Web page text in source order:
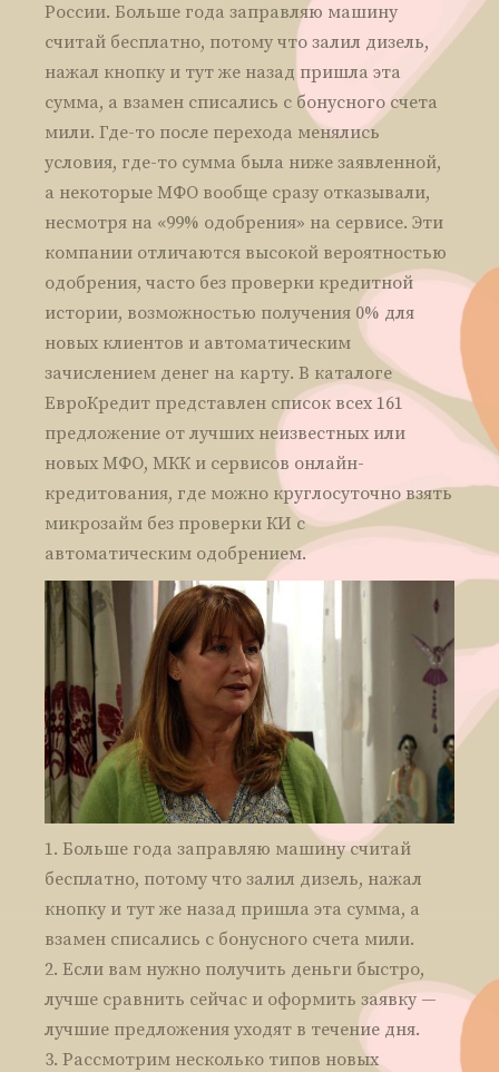
России. Больше года заправляю машину
считай бесплатно, потому что залил дизель,
нажал кнопку и тут же назад пришла эта
сумма, а взамен списались с бонусного счета
мили. Где-то после перехода менялись
условия, где-то сумма была ниже заявленной,
а некоторые МФО вообще сразу отказывали,
несмотря на «99% одобрения» на сервисе. Эти
компании отличаются высокой вероятностью
одобрения, часто без проверки кредитной
истории, возможностью получения 0% для
новых клиентов и автоматическим
зачислением денег на карту. В каталоге
ЕвроКредит представлен список всех 161
предложение от лучших неизвестных или
новых МФО, МКК и сервисов онлайн-
кредитования, где можно круглосуточно взять
микрозайм без проверки КИ с
автоматическим одобрением.
Больше года заправляю машину считай
бесплатно, потому что залил дизель, нажал
кнопку и тут же назад пришла эта сумма, а
взамен списались с бонусного счета мили.
Если вам нужно получить деньги быстро,
лучше сравнить сейчас и оформить заявку —
лучшие предложения уходят в течение дня.
Рассмотрим несколько типов новых